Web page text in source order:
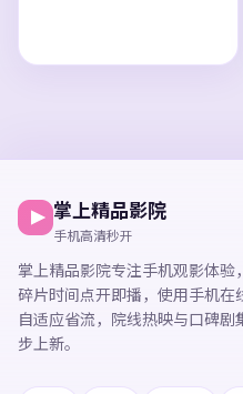
掌上精品影院
手机高清秒开
掌上精品影院专注手机观影体验，
碎片时间点开即播， 使用手机在
自适应省流，院线热映与口碑剧
步上新。